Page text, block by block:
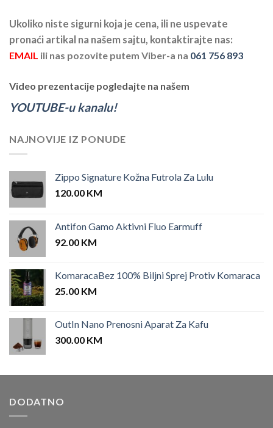
Ukoliko niste sigurni koja je cena, ili ne uspevate
pronaći artikal na našem sajtu, kontaktirajte nas:
EMAIL ili nas pozovite putem Viber-a na 061 756 893
Video prezentacije pogledajte na našem
YOUTUBE-u kanalu!
NAJNOVIJE IZ PONUDE
Zippo Signature Kožna Futrola Za Lulu
120.00 KM
Antifon Gamo Aktivni Fluo Earmuff
92.00 KM
KomaracaBez 100% Biljni Sprej Protiv Komaraca
25.00 KM
OutIn Nano Prenosni Aparat Za Kafu
300.00 KM
DODATNO